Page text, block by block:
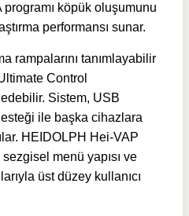
köpük oluşumunu
performansı sunar.
rampalarını tanımlayabilir
Control
Sistem, USB
ile başka cihazlara
HEIDOLPH Hei-VAP
menü yapısı ve
üst düzey kullanıcı